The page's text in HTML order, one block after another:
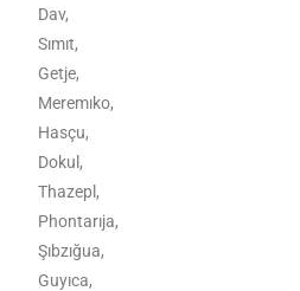
Dav,
Sımıt,
Getje,
Meremıko,
Hasçu,
Dokul,
Thazepl,
Phontarıja,
Şıbzığua,
Guyıca,